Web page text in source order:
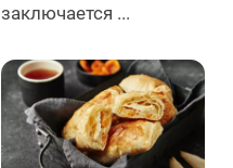
заключается ...